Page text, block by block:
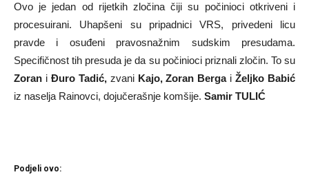
Ovo je jedan od rijetkih zločina čiji su počinioci otkriveni i
procesuirani. Uhapšeni su pripadnici VRS, privedeni licu
pravde i osuđeni pravosnažnim sudskim presudama.
Specifičnost tih presuda je da su počinioci priznali zločin. To su
Zoran i Đuro Tadić,zvani Kajo, Zoran Berga iŽeljko Babić
iz naselja Rainovci, dojučerašnje komšije. Samir TULIĆ
Podjeli ovo: